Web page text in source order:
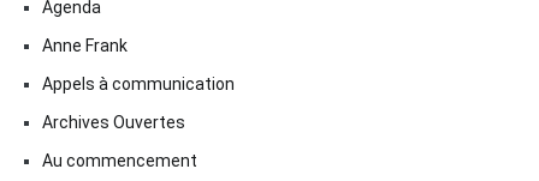
Agenda
Anne Frank
Appels à communication
Archives Ouvertes
Au commencement